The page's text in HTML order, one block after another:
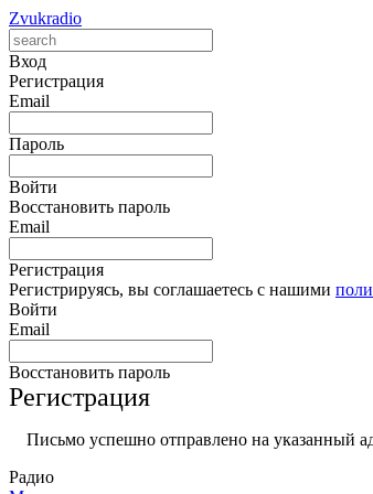
Zvukradio
Вход
Регистрация
Email
Пароль
Войти
Восстановить пароль
Email
Регистрация
Регистрируясь, вы соглашаетесь с нашими
Войти
Email
Восстановить пароль
Регистрация
Письмо успешно отправлено на указанный
Радио